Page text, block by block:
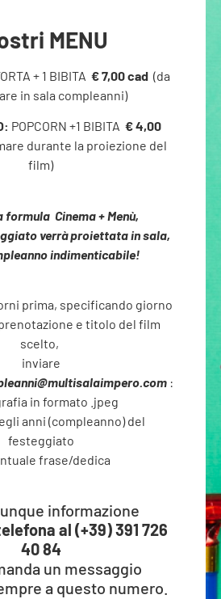
MENU
+ 1 BIBITA € 7,00 cad (da
in sala compleanni)
POPCORN +1 BIBITA € 4,00
durante la proiezione del
film)
formula Cinema + Menù,
verrà proiettata in sala,
indimenticabile!
prima, specificando giorno
e titolo del film
scelto,
inviare
:
in formato .jpeg
anni (compleanno) del
festeggiato
frase/dedica
informazione
al (+39) 391 726
40 84
un messaggio
a questo numero.